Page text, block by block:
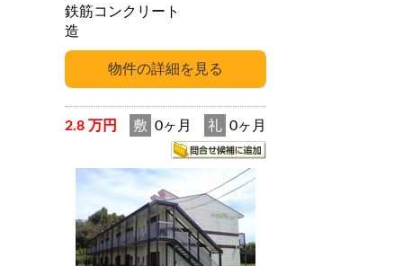
鉄筋コンクリート
造
2.8 万円 敷 0ヶ月 礼 0ヶ月